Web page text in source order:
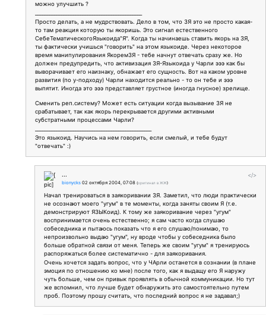
можно улучшить ?
Просто делать, а не мудрствовать. Дело в том, что ЗЯ это не просто какая-
то там реакция которую ты якоришь. Это сигнал естественного
СебеТематическогоЯзыкоида"Я". Когда ты начинаешь ставить якорь на ЗЯ,
ты фактически учишься "говорить" на этом языкоиде. Через некоторое
время манипулирования ЯкоремЗЯ - тебе начнут отвечать сразу же. Но
должен предупредить, что активизация ЗЯ-Языкоида у Чарли эээ как бы
выворачивает его наизнаку, обнажает его сущность. Вот на каком уровне
развития (по у-подходу) Чарли находится реально - то он тебе и эээ
выпятит. Иногда это эээ представляет грустное (иногда гнусное) зрелище.
Сменить реп.систему? Может есть ситуации когда вызывание ЗЯ не
срабатывает, так как якорь перекрывается другими активными
субстратными процессами Чарли?
Это языкоид. Научись на нем говорить, если смелый, и тебе будут
"отвечать" :)
</>
...
bionycks 02 октября 2004, 07:08 (оригинал в ЖЖ)
Начал тренироваться в заякоривании ЗЯ. Заметил, что люди практически
не осознают моего "угум" в те моменты, когда заняты своим Я (т.е.
демонстрируют ЯЗЫКоид). К тому же заякоривание через "угум"
воспринимается очень естественно; я сам часто когда слушаю
собеседника и пытаюсь показать что я его слушаю/понимаю, то
непроизвольно выдаю "угум", ну вроде чтобы у собеседника было
больше обратной связи от меня. Теперь же своим "угум" я тренируюсь
распоряжаться более систематично - для заякоривания.
Очень хочется задать вопрос, что у ЧАрли останется в сознании (в плане
эмоция по отношению ко мне) после того, как я выдащу его Я наружу
чуть больше, чем он привык проявлять в обычной коммуникации. Но тут
же вспомнил, что лучше будет обнаружить это самостоятельно путем
проб. Поэтому прошу считать, что последний вопрос я не задавал;)